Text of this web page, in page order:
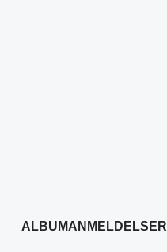
ALBUMANMELDELSER